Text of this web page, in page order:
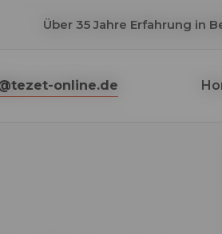
Über 35 Jahre Erfahrung in
online.de